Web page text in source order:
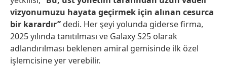
vizyonumuzu hayata geçirmek için alınan cesurca
bir karardır” dedi. Her şeyi yolunda giderse firma,
2025 yılında tanıtılması ve Galaxy S25 olarak
adlandırılması beklenen amiral gemisinde ilk özel
işlemcisine yer verebilir.